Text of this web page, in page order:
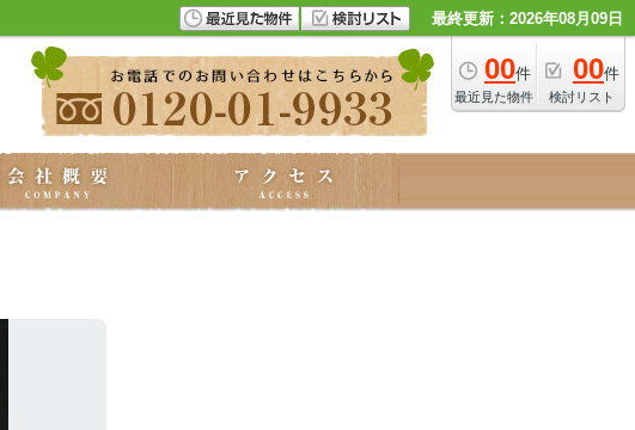
最終更新：2026年08月09日
00件
最近見た物件
00件
検討リスト